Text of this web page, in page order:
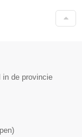
in de provincie
)